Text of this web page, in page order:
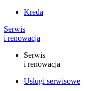
Kreda
Serwis
i renowacja
Serwis
i renowacja
Usługi serwisowe